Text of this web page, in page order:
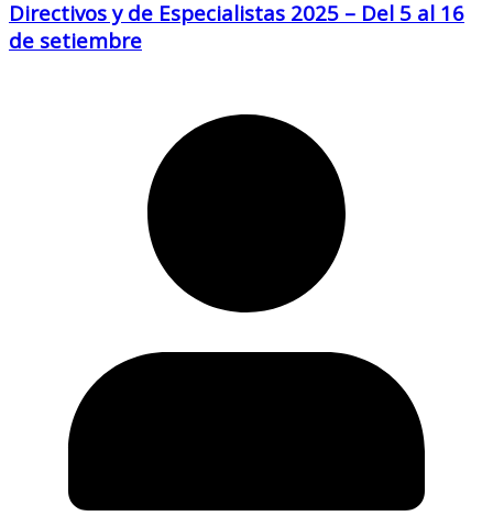
Directivos y de Especialistas 2025 – Del 5 al 16
de setiembre